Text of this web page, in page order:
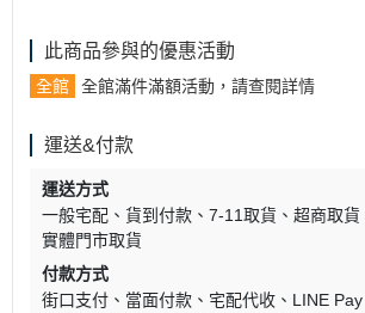
此商品參與的優惠活動
全館 全館滿件滿額活動，請查閱詳情
運送&付款
運送方式
一般宅配
貨到付款 7-11取貨 超商取貨
實體門市取貨
付款方式
街口支付
當面付款 宅配代收
LINE Pay